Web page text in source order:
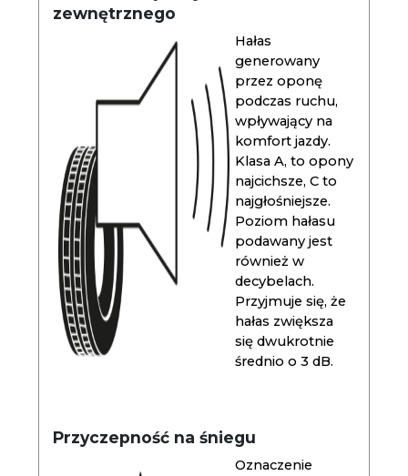
zewnętrznego
Hałas
generowany
przez oponę
podczas ruchu,
wpływający na
komfort jazdy.
Klasa A, to opony
najcichsze, C to
najgłośniejsze.
Poziom hałasu
podawany jest
również w
decybelach.
Przyjmuje się, że
hałas zwiększa
się dwukrotnie
średnio o 3 dB.
Przyczepność na śniegu
Oznaczenie